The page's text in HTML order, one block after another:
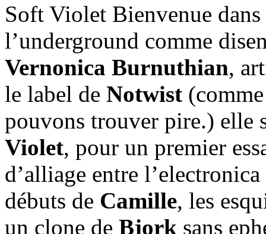
Soft Violet Bienvenue
l’underground comme
Vernonica Burnuthian,
le label de Notwist
pouvons trouver pire.) elle
Violet, pour un premier
d’alliage entre
débuts de Camille, les
un clone de Bjork sans